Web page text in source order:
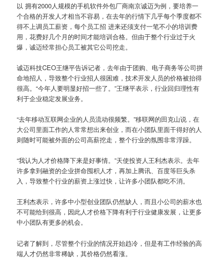
以 拥有2000人规模的手机软件外包厂商南京诚迈为例，要培养一
个合格的开发人才相当不容易，在去年的行情下几乎每个季度都不
得不上调员工薪资，每个员工招 进来还须支付一笔不小的培训费
用，花费好几个月的时间才能培训合格。但由于整个行业过于火
爆，诚迈经常担心员工被其它公司挖走。
诚迈科技CEO王继平告诉记者，去年由于团购、电子商务等公司拼
命地招人，导致整个行业招人很困难，技术开发人员的价格被抬得
很高。“今年人要明显好招一些了。”王继平表示，行业回归理性有
利于企业稳定发展业务。
“去年移动互联网企业的人员流动很频繁。”移联网的田克山说，在
大公司里面工作的人常常想出来创业，而在小团队里面干得好的人
则随时可能被外面的公司高薪挖走，整个行业的氛围非常浮躁。
“我认为人才价格降下来是好事情。”天使投资人王利杰表示。去年
许多拿到融资的企业拼命囤积人才，再加上腾讯、百度等巨头杀
入，导致整个行业的薪资上涨过快，让许多小团队都吃不消。
王利杰表示，许多中小型创业团队仍然缺人，而且小公司的薪水也
不可能给到很高，因此人才价格下降有利于行业健康发展，让更多
中小团队有更多的机会。
记者了解到，尽管整个行业的情况开始趋冷，但是有工作经验的高
端人才仍然非常稀缺，其价格仍然看涨。